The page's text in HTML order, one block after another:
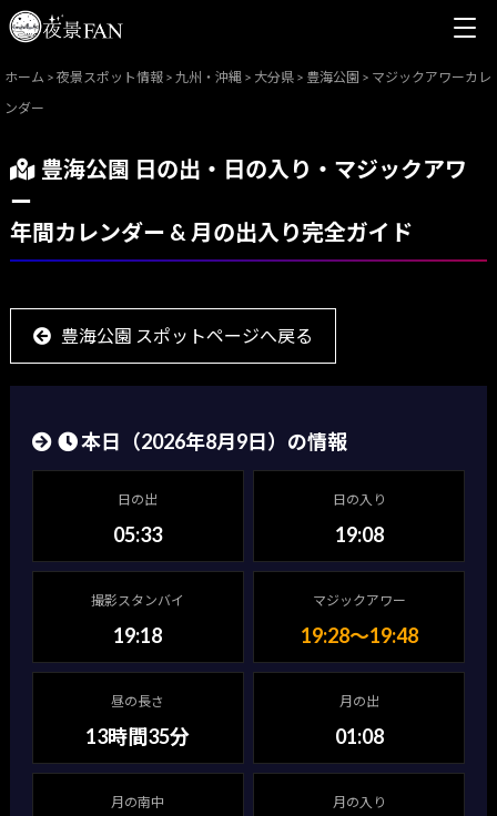
ホーム > 夜景スポット情報 > 九州・沖縄 > 大分県 > 豊海公園 > マジックアワーカレ
ンダー
豊海公園 日の出・日の入り・マジックアワ
ー
年間カレンダー & 月の出入り完全ガイド
豊海公園 スポットページへ戻る
本日（2026年8月9日）の情報
日の出
05:33
日の入り
19:08
撮影スタンバイ
19:18
マジックアワー
19:28〜19:48
昼の長さ
13時間35分
月の出
01:08
月の南中 月の入り